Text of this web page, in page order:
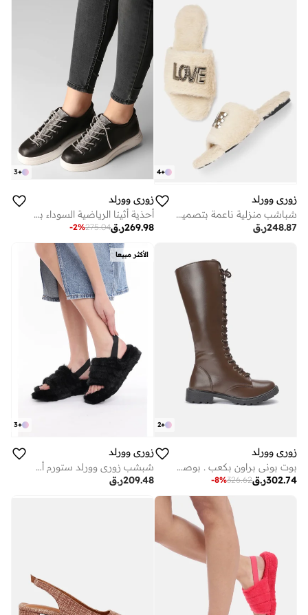
+
4
زوري وورلد
شباشب منزلية ناعمة بتصميم قلب من فرو نباتي خفيف الوزن ووسادة مريحة
ر.ق248.87
+
3
زوري وورلد
أحذية أثينا الرياضية السوداء بحجر الراين ونعل نباتي بارتفاع بوصة
ر.ق269.98
275.04
-2%
+
2
زوري وورلد
بوت بوني براون بكعب . بوصة ونعل مطاطي
ر.ق302.74
326.62
-8%
الأكثر مبيعا
+
3
زوري وورلد
شبشب زوري وورلد ستورم أسود للنساء، مقاس 2 بوصة، بنعل مسطح
ر.ق209.48